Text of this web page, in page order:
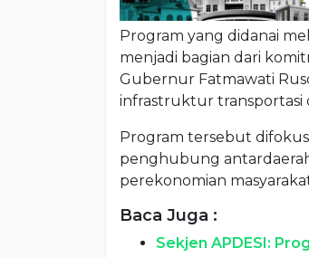
Program yang didanai
menjadi bagian dari
Gubernur Fatmawati
infrastruktur transportasi
Program tersebut
penghubung
perekonomian
Baca Juga :
Sekjen APDESI: